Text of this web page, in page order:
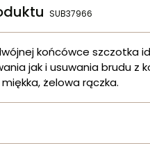
SUB37966
końcówce szczotka
jak i usuwania brudu z
żelowa rączka.